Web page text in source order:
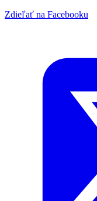
Zdieľať na Facebooku